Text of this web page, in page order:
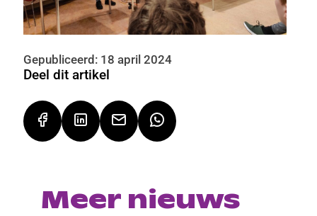
Gepubliceerd: 18 april 2024
Deel dit artikel
Meer nieuws